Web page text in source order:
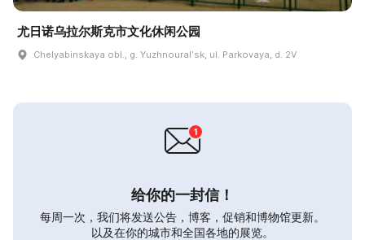
尤日诺乌拉尔斯克市文化休闲公园
Chelyabinskaya obl., g. Yuzhnouralʹsk, ul. Parkovaya, d. 2V
给你的一封信！
每周一次，我们将发送公告，博客，促销和博物馆更新。
以及在你的城市和全国各地的展览。